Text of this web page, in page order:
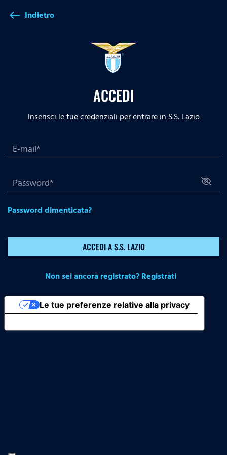
west Indietro
ACCEDI
Inserisci le tue credenziali per entrare in S.S. Lazio
Password dimenticata?
ACCEDI A S.S. LAZIO
Non sei ancora registrato? Registrati
Le tue preferenze relative alla privacy